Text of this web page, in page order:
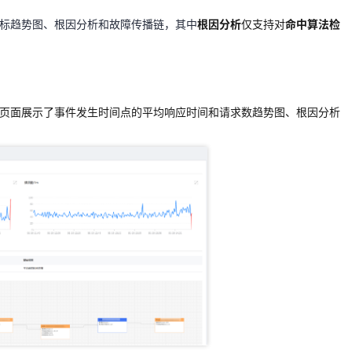
面展示了事件发生时间点的平均响应时间和请求数趋势图、根因分析
趋势图、根因分析和故障传播链，其中根因分析仅支持对命中算法检
面展示了事件发生时间点的平均响应时间和请求数趋势图、根因分析